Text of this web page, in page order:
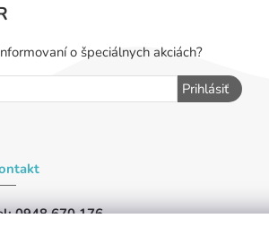
o špeciálnych akciách?
Prihlásiť
0948 670 176